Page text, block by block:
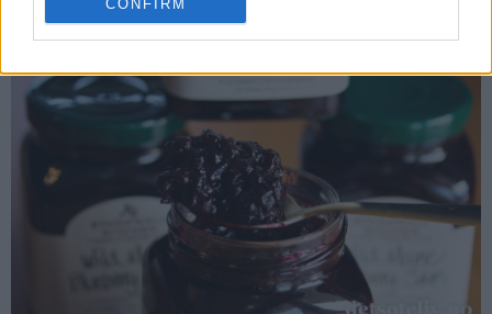
CONFIRM